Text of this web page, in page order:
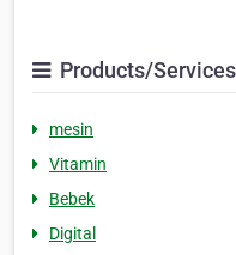
Products/Services
mesin
Vitamin
Bebek
Digital